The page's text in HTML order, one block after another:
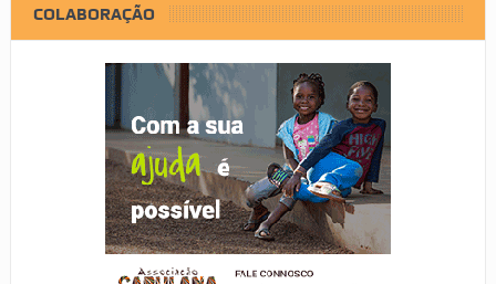
COLABORAÇÃO